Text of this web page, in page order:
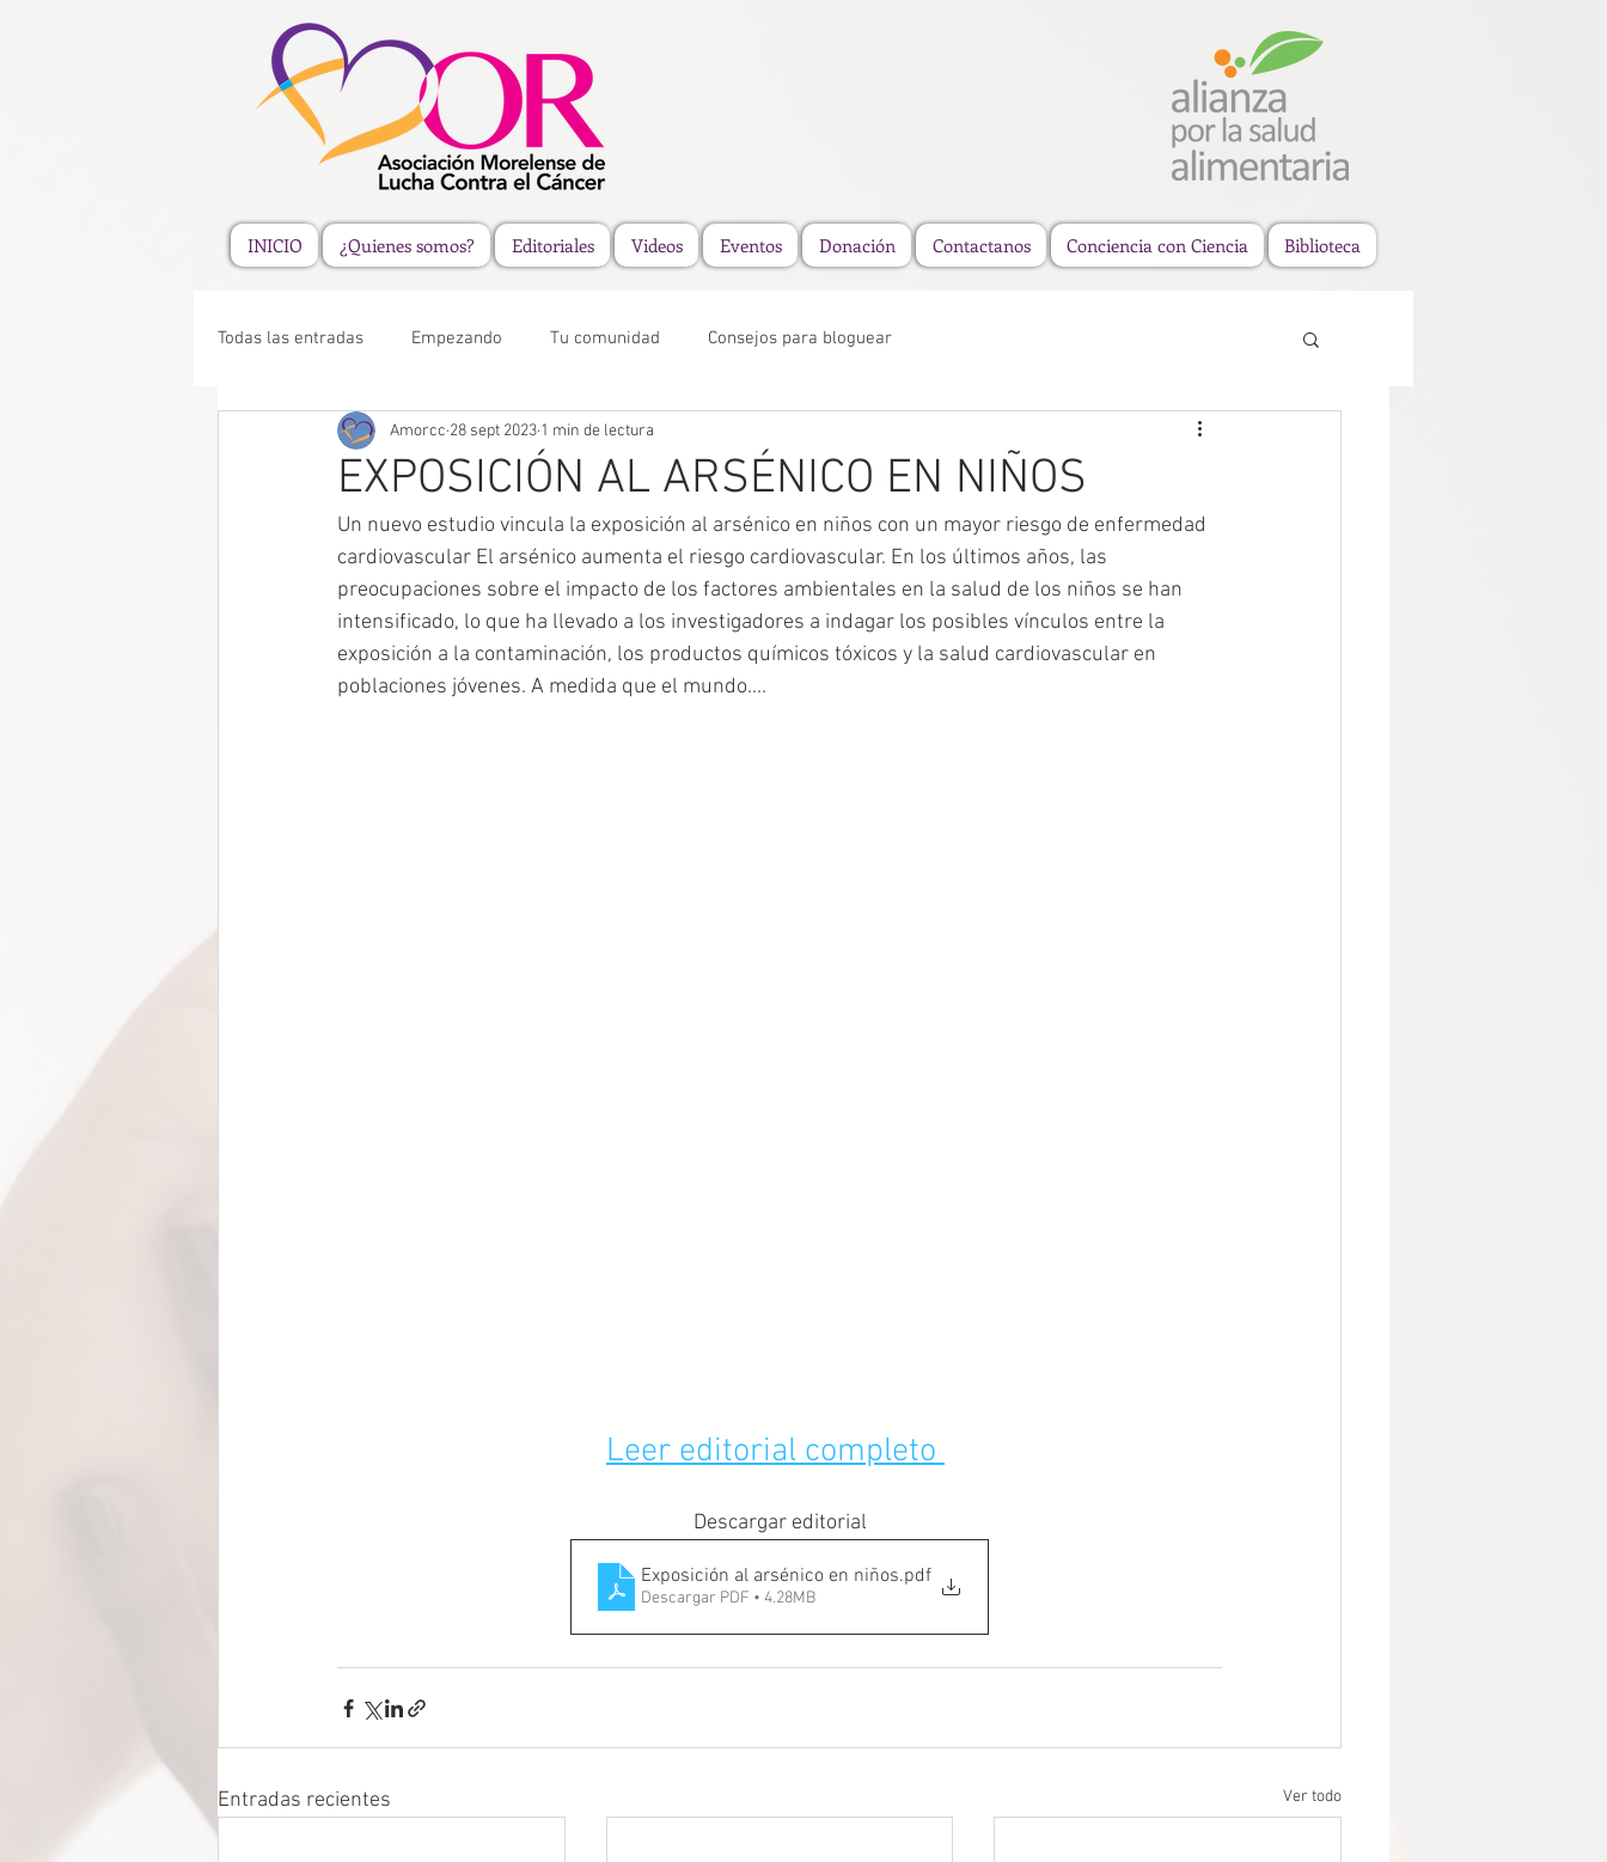
INICIO ¿Quienes somos? Editoriales Videos Eventos Donación Contactanos Conciencia con Ciencia Biblioteca
Todas las entradas Empezando Tu comunidad Consejos para bloguear
EXPOSICIÓN AL ARSÉNICO EN NIÑOS
Amorcc 28 sept 2023 1 min de lectura
Un nuevo estudio vincula la exposición al arsénico en niños con un mayor riesgo de enfermedad
cardiovascular El arsénico aumenta el riesgo cardiovascular. En los últimos años, las
preocupaciones sobre el impacto de los factores ambientales en la salud de los niños se han
intensificado, lo que ha llevado a los investigadores a indagar los posibles vínculos entre la
exposición a la contaminación, los productos químicos tóxicos y la salud cardiovascular en
poblaciones jóvenes. A medida que el mundo....
Leer editorial completo
Descargar editorial
Exposición al arsénico en niños.pdf
Descargar PDF • 4.28MB
Entradas recientes Ver todo